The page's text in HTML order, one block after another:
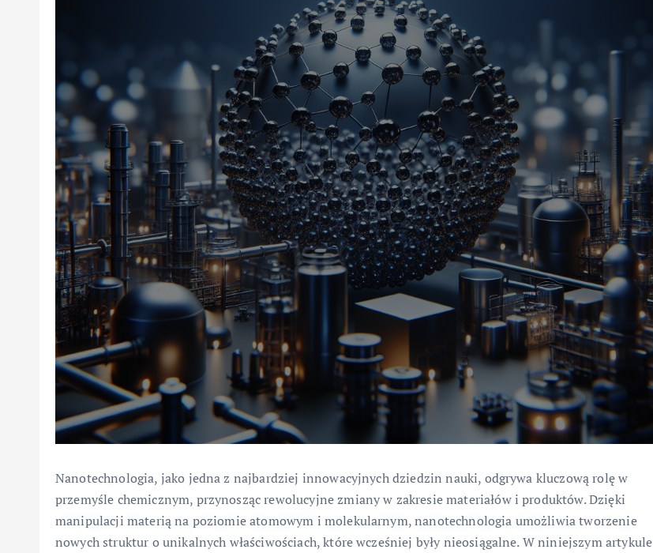
Nanotechnologia, jako jedna z najbardziej innowacyjnych dziedzin nauki, odgrywa kluczową rolę w
przemyśle chemicznym, przynosząc rewolucyjne zmiany w zakresie materiałów i produktów. Dzięki
manipulacji materią na poziomie atomowym i molekularnym, nanotechnologia umożliwia tworzenie
nowych struktur o unikalnych właściwościach, które wcześniej były nieosiągalne. W niniejszym artykule